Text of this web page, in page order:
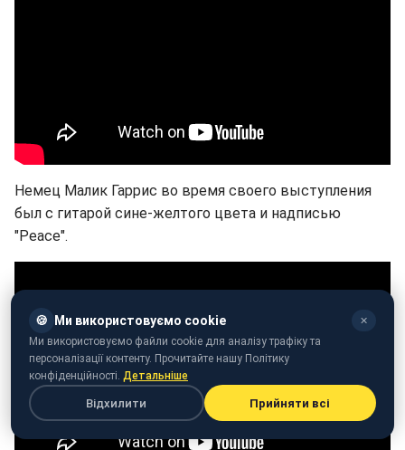
Немец Малик Гаррис во время своего выступления
был с гитарой сине-желтого цвета и надписью
"Peace".
🍪 Ми використовуємо cookie ✕
Ми використовуємо файли cookie для аналізу трафіку та
персоналізації контенту. Прочитайте нашу Політику
конфіденційності. Детальніше
Відхилити Прийняти всі